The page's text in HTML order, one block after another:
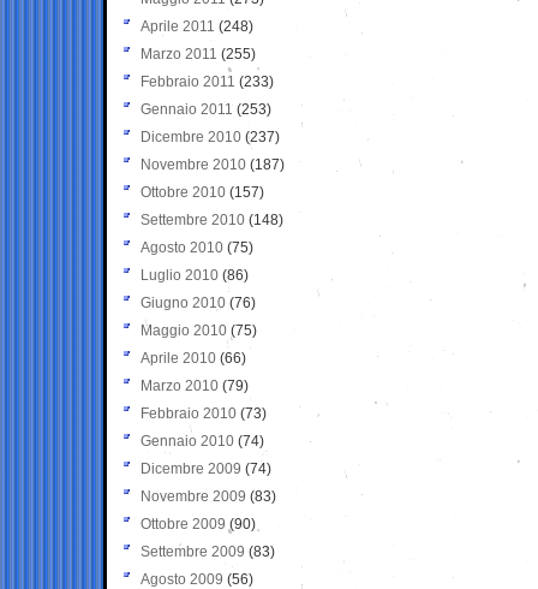
Aprile 2011 (248)
Marzo 2011 (255)
Febbraio 2011 (233)
Gennaio 2011 (253)
Dicembre 2010 (237)
Novembre 2010 (187)
Ottobre 2010 (157)
Settembre 2010 (148)
Agosto 2010 (75)
Luglio 2010 (86)
Giugno 2010 (76)
Maggio 2010 (75)
Aprile 2010 (66)
Marzo 2010 (79)
Febbraio 2010 (73)
Gennaio 2010 (74)
Dicembre 2009 (74)
Novembre 2009 (83)
Ottobre 2009 (90)
Settembre 2009 (83)
Agosto 2009 (56)